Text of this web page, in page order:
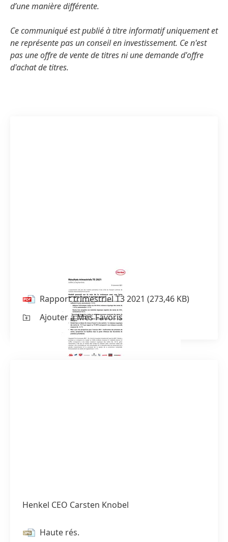
d’une manière différente.
Ce communiqué est publié à titre informatif uniquement et
ne représente pas un conseil en investissement. Ce n'est
pas une offre de vente de titres ni une demande d'offre
d'achat de titres.
Rapport trimestriel T3 2021
Rapport trimestriel T3 2021 (273,46 KB)
Ajouter à Mes Favoris
Henkel CEO Carsten Knobel
Haute rés.